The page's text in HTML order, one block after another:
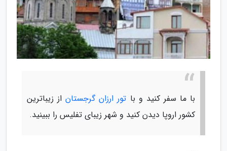
با ما سفر کنید و با تور ارزان گرجستاناز زیباترین
کشور اروپا دیدن کنید و شهر زیبای تفلیس را ببینید.